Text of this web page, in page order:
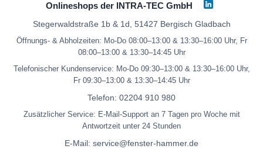
Onlineshops der INTRA-TEC GmbH
Stegerwaldstraße 1b & 1d, 51427 Bergisch Gladbach
Öffnungs- & Abholzeiten: Mo-Do 08:00–13:00 & 13:30–16:00 Uhr, Fr
08:00–13:00 & 13:30–14:45 Uhr
Telefonischer Kundenservice: Mo-Do 09:30–13:00 & 13:30–16:00 Uhr,
Fr 09:30–13:00 & 13:30–14:45 Uhr
Telefon: 02204 910 980
Zusätzlicher Service: E-Mail-Support an 7 Tagen pro Woche mit
Antwortzeit unter 24 Stunden
E-Mail: service@fenster-hammer.de